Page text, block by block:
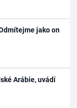
jako on
Arábie, uvádí